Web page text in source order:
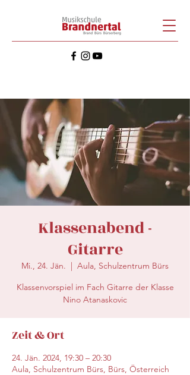
Klassenabend -
Gitarre
Mi., 24. Jän.
  |
Aula, Schulzentrum Bürs
Klassenvorspiel im Fach Gitarre der Klasse
Nino Atanaskovic
Zeit & Ort
24. Jän. 2024, 19:30 – 20:30
Aula, Schulzentrum Bürs, Bürs, Österreich